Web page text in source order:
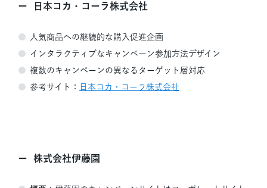
日本コカ・コーラ株式会社
人気商品への継続的な購入促進企画
インタラクティブなキャンペーン参加方法デザイン
複数のキャンペーンの異なるターゲット層対応
参考サイト：
日本コカ・コーラ株式会社
株式会社伊藤園